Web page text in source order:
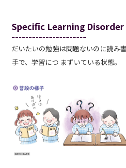
Specific Learning Disorder
----------------------
だいたいの勉強は問題ないのに読み
手で、学習につ まずいている状態。